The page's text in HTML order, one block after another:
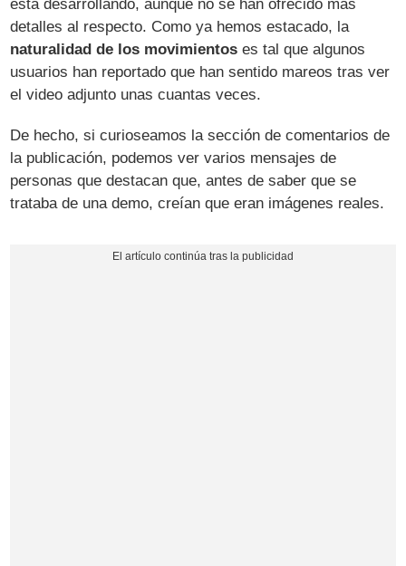
está desarrollando, aunque no se han ofrecido más
detalles al respecto. Como ya hemos estacado, la
naturalidad de los movimientos es tal que algunos
usuarios han reportado que han sentido mareos tras ver
el video adjunto unas cuantas veces.
De hecho, si curioseamos la sección de comentarios de
la publicación, podemos ver varios mensajes de
personas que destacan que, antes de saber que se
trataba de una demo, creían que eran imágenes reales.